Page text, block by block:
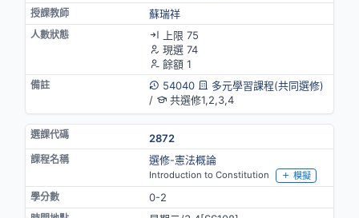
蘇瑞祥
上限 75
現選 74
餘額 1
54040
多元學習課程(共同選修)
/
共選修1,2,3,4
2872
選修-憲法概論
Introduction to Constitution 模擬
0-2